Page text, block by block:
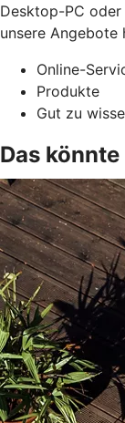
Desktop-PC
unsere Angebote
Online-
Produkte
Gut zu
Das